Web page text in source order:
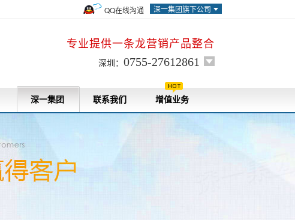
深一集团旗下公司
QQ在线沟通
专业提供一条龙营销产品整合
深圳： 0755-27612861
深一集团 联系我们 增值业务